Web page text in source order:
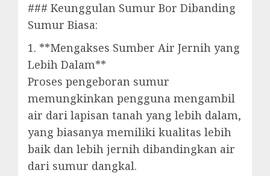
### Keunggulan Sumur Bor Dibanding
Sumur Biasa:
1. **Mengakses Sumber Air Jernih yang
Lebih Dalam**
Proses pengeboran sumur
memungkinkan pengguna mengambil
air dari lapisan tanah yang lebih dalam,
yang biasanya memiliki kualitas lebih
baik dan lebih jernih dibandingkan air
dari sumur dangkal.